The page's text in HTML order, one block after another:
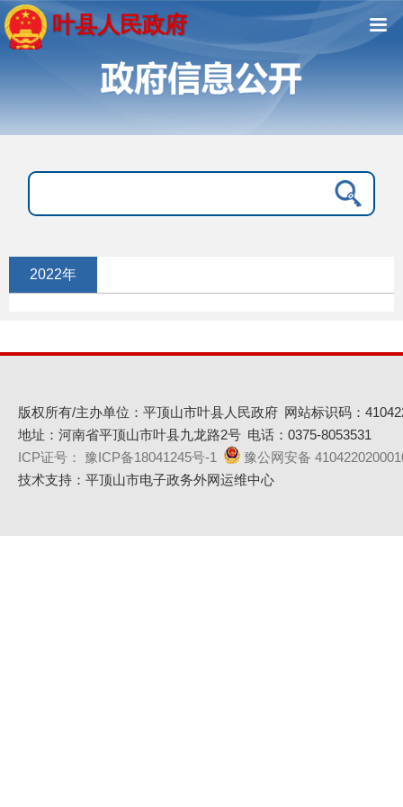
叶县人民政府
2022年
版权所有/主办单位：平顶山市叶县人民政府 网站标识码：
地址：河南省平顶山市叶县九龙路2号 电话：0375-8053531
ICP证号： 豫ICP备18041245号-1
豫公网安备
技术支持：平顶山市电子政务外网运维中心